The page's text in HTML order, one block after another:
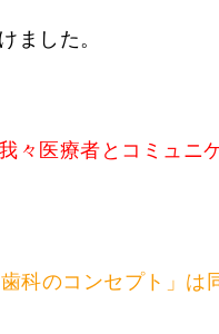
ました。
々医療者とコミュニ
歯科のコンセプト」は